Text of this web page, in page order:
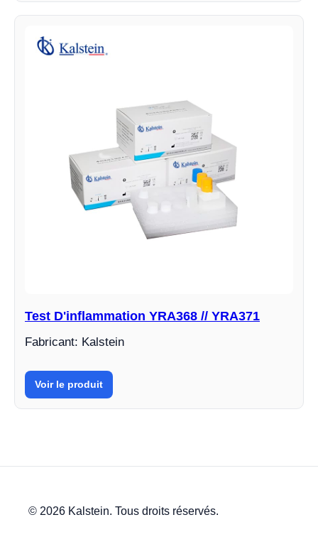
Test D'inflammation YRA368 // YRA371
Fabricant: Kalstein
Voir le produit
© 2026 Kalstein. Tous droits réservés.